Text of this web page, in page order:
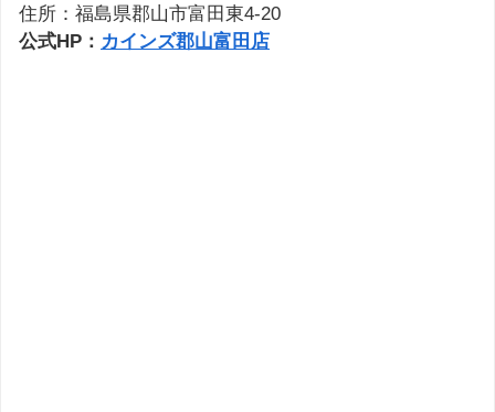
住所：福島県郡山市富田東4-20
公式HP： カインズ郡山富田店